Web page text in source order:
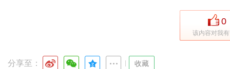
0
该内容对我
分享至： 收藏